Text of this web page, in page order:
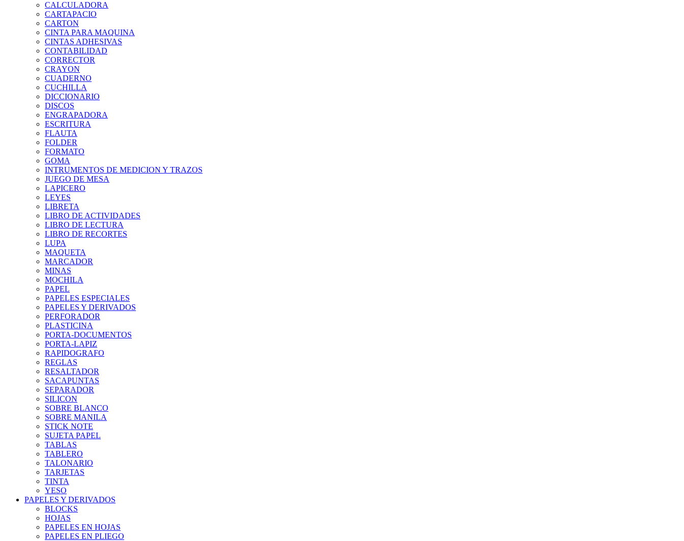
CALCULADORA
CARTAPACIO
CARTON
CINTA PARA MAQUINA
CINTAS ADHESIVAS
CONTABILIDAD
CORRECTOR
CRAYON
CUADERNO
CUCHILLA
DICCIONARIO
DISCOS
ENGRAPADORA
ESCRITURA
FLAUTA
FOLDER
FORMATO
GOMA
INTRUMENTOS DE MEDICION Y TRAZOS
JUEGO DE MESA
LAPICERO
LEYES
LIBRETA
LIBRO DE ACTIVIDADES
LIBRO DE LECTURA
LIBRO DE RECORTES
LUPA
MAQUETA
MARCADOR
MINAS
MOCHILA
PAPEL
PAPELES ESPECIALES
PAPELES Y DERIVADOS
PERFORADOR
PLASTICINA
PORTA-DOCUMENTOS
PORTA-LAPIZ
RAPIDOGRAFO
REGLAS
RESALTADOR
SACAPUNTAS
SEPARADOR
SILICON
SOBRE BLANCO
SOBRE MANILA
STICK NOTE
SUJETA PAPEL
TABLAS
TABLERO
TALONARIO
TARJETAS
TINTA
YESO
PAPELES Y DERIVADOS
BLOCKS
HOJAS
PAPELES EN HOJAS
PAPELES EN PLIEGO